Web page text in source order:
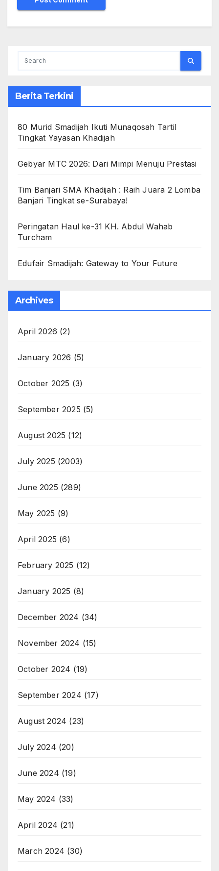
Berita Terkini
80 Murid Smadijah Ikuti Munaqosah Tartil
Tingkat Yayasan Khadijah
Gebyar MTC 2026: Dari Mimpi Menuju Prestasi
Tim Banjari SMA Khadijah : Raih Juara 2 Lomba
Banjari Tingkat se-Surabaya!
Peringatan Haul ke-31 KH. Abdul Wahab
Turcham
Edufair Smadijah: Gateway to Your Future
Archives
April 2026 (2)
January 2026 (5)
October 2025 (3)
September 2025 (5)
August 2025 (12)
July 2025 (2003)
June 2025 (289)
May 2025 (9)
April 2025 (6)
February 2025 (12)
January 2025 (8)
December 2024 (34)
November 2024 (15)
October 2024 (19)
September 2024 (17)
August 2024 (23)
July 2024 (20)
June 2024 (19)
May 2024 (33)
April 2024 (21)
March 2024 (30)